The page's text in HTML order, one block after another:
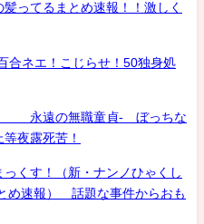
ってるまとめ速報！！激しく
合ネエ！こじらせ！50独身処
！ 永遠の無職童貞- ぼっちな
夜露死苦！
くす！（新・ナンノひゃくし
め速報） 話題な事件からおも